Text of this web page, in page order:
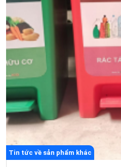
Tin tức về sản phẩm khác